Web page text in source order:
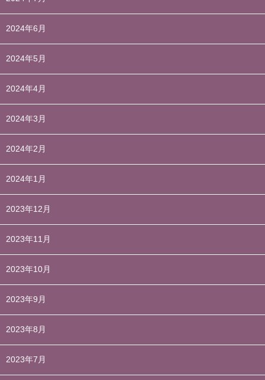
2024年6月
2024年5月
2024年4月
2024年3月
2024年2月
2024年1月
2023年12月
2023年11月
2023年10月
2023年9月
2023年8月
2023年7月